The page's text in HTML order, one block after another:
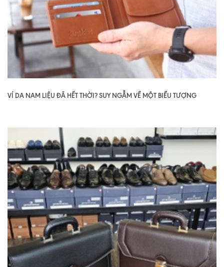
VÍ DA NAM LIỆU ĐÃ HẾT THỜI? SUY NGẪM VỀ MỘT BIỂU TƯỢNG